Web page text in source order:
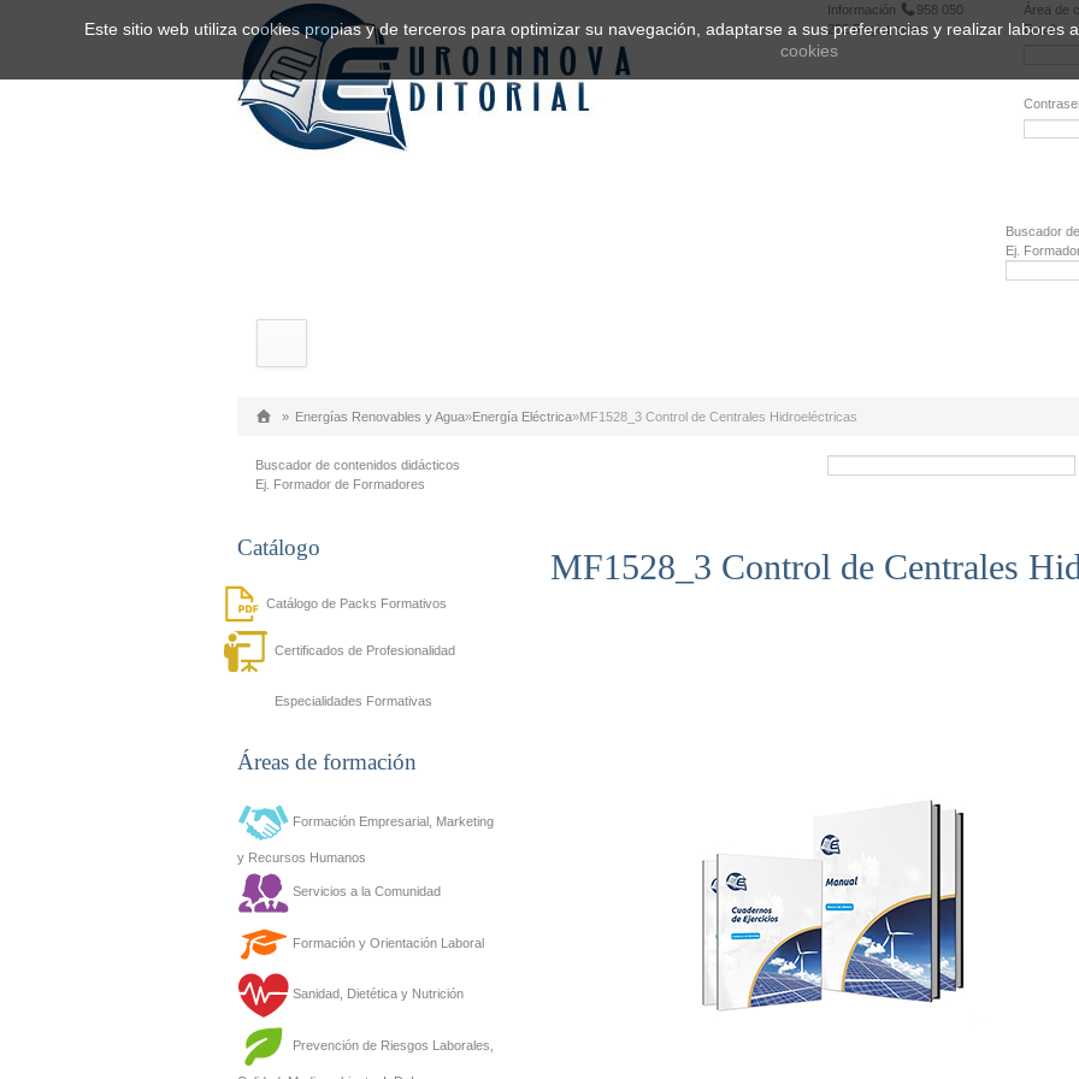
Información
958 050
222 Registrarse
Área de
Email:
Buscador
Ej.
» Energías Renovables y Agua»Energía Eléctrica»MF1528_3 Control de Centrales Hidroeléctricas
Buscador de contenidos didácticos
Ej. Formador de Formadores
Catálogo
Catálogo de Packs Formativos
Certificados de Profesionalidad
Especialidades Formativas
Áreas de formación
Formación Empresarial, Marketing
y Recursos Humanos
Servicios a la Comunidad
Formación y Orientación Laboral
Sanidad, Dietética y Nutrición
Prevención de Riesgos Laborales,
MF1528_3 Control de Centrales
Este sitio web utiliza cookies propias y de terceros para optimizar su navegación, adaptarse a sus preferencias y realizar labores
cookies